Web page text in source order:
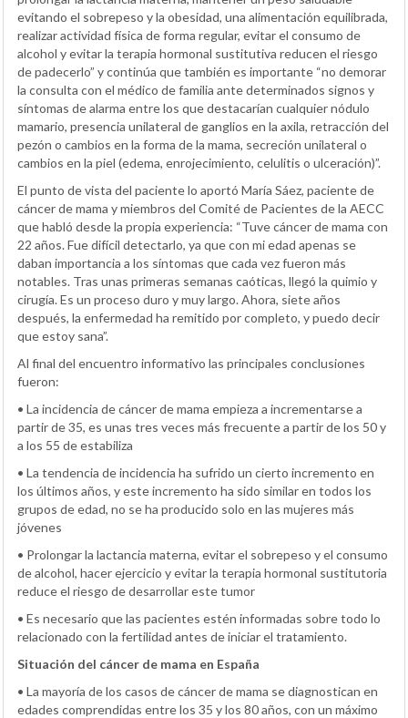
evitando el sobrepeso y la obesidad, una alimentación equilibrada,
realizar actividad física de forma regular, evitar el consumo de
alcohol y evitar la terapia hormonal sustitutiva reducen el riesgo
de padecerlo” y continúa que también es importante “no demorar
la consulta con el médico de familia ante determinados signos y
síntomas de alarma entre los que destacarían cualquier nódulo
mamario, presencia unilateral de ganglios en la axila, retracción del
pezón o cambios en la forma de la mama, secreción unilateral o
cambios en la piel (edema, enrojecimiento, celulitis o ulceración)”.
El punto de vista del paciente lo aportó María Sáez, paciente de
cáncer de mama y miembros del Comité de Pacientes de la AECC
que habló desde la propia experiencia: “Tuve cáncer de mama con
22 años. Fue difícil detectarlo, ya que con mi edad apenas se
daban importancia a los síntomas que cada vez fueron más
notables. Tras unas primeras semanas caóticas, llegó la quimio y
cirugía. Es un proceso duro y muy largo. Ahora, siete años
después, la enfermedad ha remitido por completo, y puedo decir
que estoy sana”.
Al final del encuentro informativo las principales conclusiones
fueron:
• La incidencia de cáncer de mama empieza a incrementarse a
partir de 35, es unas tres veces más frecuente a partir de los 50 y
a los 55 de estabiliza
• La tendencia de incidencia ha sufrido un cierto incremento en
los últimos años, y este incremento ha sido similar en todos los
grupos de edad, no se ha producido solo en las mujeres más
jóvenes
• Prolongar la lactancia materna, evitar el sobrepeso y el consumo
de alcohol, hacer ejercicio y evitar la terapia hormonal sustitutoria
reduce el riesgo de desarrollar este tumor
• Es necesario que las pacientes estén informadas sobre todo lo
relacionado con la fertilidad antes de iniciar el tratamiento.
Situación del cáncer de mama en España
• La mayoría de los casos de cáncer de mama se diagnostican en
edades comprendidas entre los 35 y los 80 años, con un máximo